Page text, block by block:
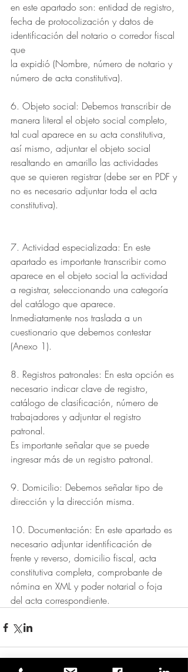
en este apartado son: entidad de registro,
fecha de protocolización y datos de
identificación del notario o corredor fiscal
que
la expidió (Nombre, número de notario y
número de acta constitutiva).
6. Objeto social: Debemos transcribir de
manera literal el objeto social completo,
tal cual aparece en su acta constitutiva,
así mismo, adjuntar el objeto social
resaltando en amarillo las actividades
que se quieren registrar (debe ser en PDF y
no es necesario adjuntar toda el acta
constitutiva).
7. Actividad especializada: En este
apartado es importante transcribir como
aparece en el objeto social la actividad
a registrar, seleccionando una categoría
del catálogo que aparece.
Inmediatamente nos traslada a un
cuestionario que debemos contestar
(Anexo 1).
8. Registros patronales: En esta opción es
necesario indicar clave de registro,
catálogo de clasificación, número de
trabajadores y adjuntar el registro
patronal.
Es importante señalar que se puede
ingresar más de un registro patronal.
9. Domicilio: Debemos señalar tipo de
dirección y la dirección misma.
10. Documentación: En este apartado es
necesario adjuntar identificación de
frente y reverso, domicilio fiscal, acta
constitutiva completa, comprobante de
nómina en XML y poder notarial o foja
del acta correspondiente.